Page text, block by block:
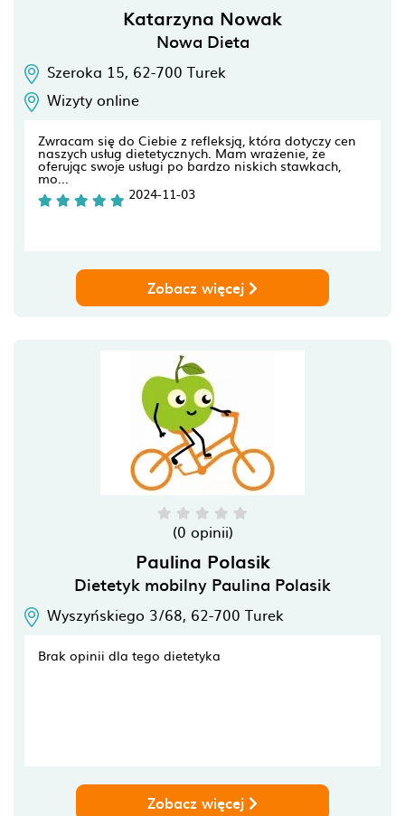
Katarzyna Nowak
Nowa Dieta
Szeroka 15, 62-700 Turek
Wizyty online
Zwracam się do Ciebie z refleksją, która dotyczy cen
naszych usług dietetycznych. Mam wrażenie, że
oferując swoje usługi po bardzo niskich stawkach,
mo...
2024-11-03
Zobacz więcej
(0 opinii)
Paulina Polasik
Dietetyk mobilny Paulina Polasik
Wyszyńskiego 3/68, 62-700 Turek
Brak opinii dla tego dietetyka
Zobacz więcej